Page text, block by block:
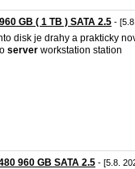
GB ( 1 TB ) SATA 2.5 -
disk je drahy a prakticky
server workstation station
960 GB SATA 2.5 - [5.8.